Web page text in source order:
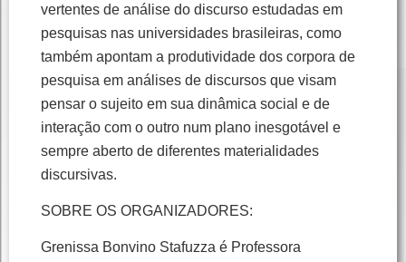
vertentes de análise do discurso estudadas em
pesquisas nas universidades brasileiras, como
também apontam a produtividade dos corpora de
pesquisa em análises de discursos que visam
pensar o sujeito em sua dinâmica social e de
interação com o outro num plano inesgotável e
sempre aberto de diferentes materialidades
discursivas.
SOBRE OS ORGANIZADORES:
Grenissa Bonvino Stafuzza é Professora